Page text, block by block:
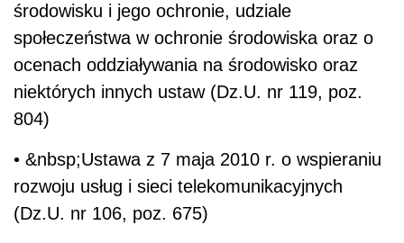
środowisku i jego ochronie, udziale
społeczeństwa w ochronie środowiska oraz o
ocenach oddziaływania na środowisko oraz
niektórych innych ustaw (Dz.U. nr 119, poz.
804)
• &nbsp;Ustawa z 7 maja 2010 r. o wspieraniu
rozwoju usług i sieci telekomunikacyjnych
(Dz.U. nr 106, poz. 675)